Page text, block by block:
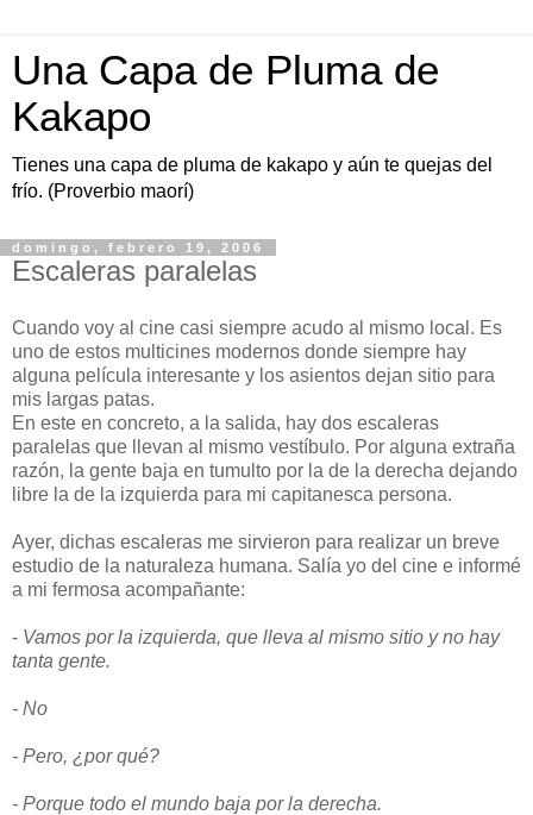
Una Capa de Pluma de
Kakapo
Tienes una capa de pluma de kakapo y aún te quejas del
frío. (Proverbio maorí)
domingo, febrero 19, 2006
Escaleras paralelas
Cuando voy al cine casi siempre acudo al mismo local. Es
uno de estos multicines modernos donde siempre hay
alguna película interesante y los asientos dejan sitio para
mis largas patas.
En este en concreto, a la salida, hay dos escaleras
paralelas que llevan al mismo vestíbulo. Por alguna extraña
razón, la gente baja en tumulto por la de la derecha dejando
libre la de la izquierda para mi capitanesca persona.
Ayer, dichas escaleras me sirvieron para realizar un breve
estudio de la naturaleza humana. Salía yo del cine e informé
a mi fermosa acompañante:
- Vamos por la izquierda, que lleva al mismo sitio y no hay
tanta gente.
- No
- Pero, ¿por qué?
- Porque todo el mundo baja por la derecha.